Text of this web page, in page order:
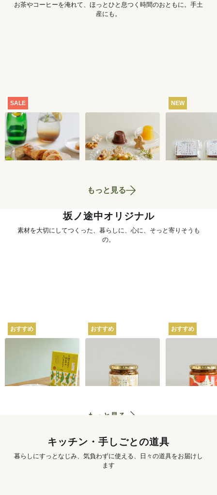
お茶やコーヒーを淹れて、ほっとひと息つく時間のおともに。手土
産にも。
SALE
【特別価格】瀬戸内
レモンのサマーシュ
トーレン 200g
2,519円
おまかせおやつ定期
便[定期宅配]
1,980円
NEW
もっと見る
坂ノ途中オリジナル
素材を大切にしてつくった、暮らしに、心に、そっと寄りそうも
の。
おすすめ
坂ノ途中オリジナル
2種の大豆と白みその
スパイスカレー 180g
620円〜
おすすめ
らし寿司 250g
1,250
おすすめ
ぜごはん 250g
もっと見る
キッチン・手しごとの道具
暮らしにすっとなじみ、気負わずに使える、日々の道具をお届けし
ます